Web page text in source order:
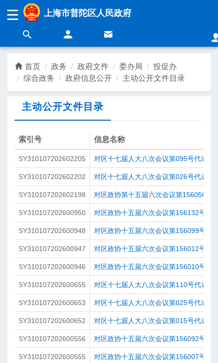
无障碍操作说明
上海城市精神：
民生 互动
上海市普陀区人民政府
首页 政务 政府文件 委办局
投促办
综合政务
政府信息公开 主动公开文件目录
主动公开文件目录
索引号 信息名称
SY310107202602205 对区十七届人大八次会议第095号代表建
SY310107202602202 对区十七届人大八次会议第026号代表建
SY310107202602198 对区政协第十五届六次会议第156056号
SY310107202600950 对区政协十五届六次会议第156132号提
SY310107202600948 对区政协十五届六次会议第156099号提
SY310107202600947 对区政协十五届六次会议第156012号提
SY310107202600946 对区政协十五届六次会议第156010号提
SY310107202600655 对区十七届人大八次会议第110号代表建
SY310107202600653 对区十七届人大八次会议第025号代表建
SY310107202600652 对区十七届人大八次会议第015号代表建
SY310107202600556 对区政协十五届六次会议第156092号提
SY310107202600555 对区政协十五届六次会议第156007号提